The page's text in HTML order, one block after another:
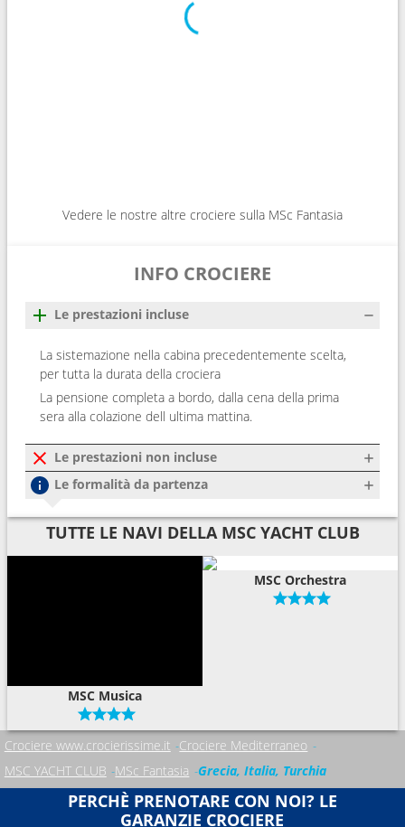
Vedere le nostre altre crociere sulla MSc Fantasia
INFO CROCIERE
Le prestazioni incluse
La sistemazione nella cabina precedentemente scelta,
per tutta la durata della crociera
La pensione completa a bordo, dalla cena della prima
sera alla colazione dell ultima mattina.
Le prestazioni non incluse
Le formalità da partenza
TUTTE LE NAVI DELLA MSC YACHT CLUB
MSC Musica
MSC Orchestra
Crociere www.crocierissime.it Crociere Mediterraneo
MSC YACHT CLUB MSc Fantasia Grecia, Italia, Turchia
PERCHÈ PRENOTARE CON NOI? LE
GARANZIE CROCIERE